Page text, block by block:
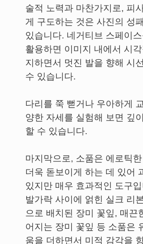
술적 노력과 마찬가지로, 피
게 구도하는 것은 사진의 성
있습니다. 네거티브 스페이스
활용하면 이미지 내에서 시
지하면서 멋진 발을 향해 시
수 있습니다.
다리를 쭉 뻗거나 우아하게
양한 자세를 실험해 보면 깊
할 수 있습니다.
마지막으로, 소품은 에로틱
더욱 돋보이게 하는 데 있어
있지만 매우 효과적인 도구
발가락 사이에 얽힌 실크 리
으로 배치된 장미 꽃잎, 매끈
어지는 장미 꽃잎 등 소품은
움을 더하면서 미적 감각을